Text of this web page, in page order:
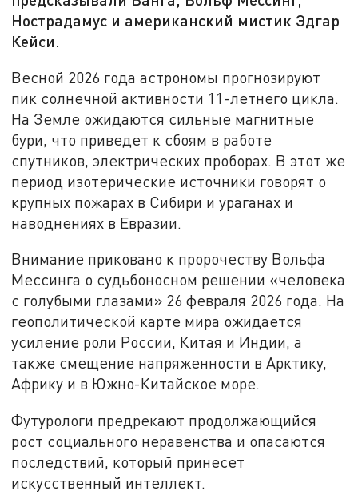
Нострадамус и американский мистик Эдгар
Кейси.
Весной 2026 года астрономы прогнозируют
пик солнечной активности 11-летнего цикла.
На Земле ожидаются сильные магнитные
бури, что приведет к сбоям в работе
спутников, электрических проборах. В этот же
период изотерические источники говорят о
крупных пожарах в Сибири и ураганах и
наводнениях в Евразии.
Внимание приковано к пророчеству Вольфа
Мессинга о судьбоносном решении «человека
с голубыми глазами» 26 февраля 2026 года. На
геополитической карте мира ожидается
усиление роли России, Китая и Индии, а
также смещение напряженности в Арктику,
Африку и в Южно-Китайское море.
Футурологи предрекают продолжающийся
рост социального неравенства и опасаются
последствий, который принесет
искусственный интеллект.